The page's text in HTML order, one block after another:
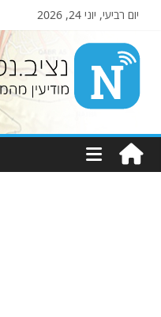
יום רביעי, יוני 24, 2026
Nziv.net
מודיעין
מהמקורות